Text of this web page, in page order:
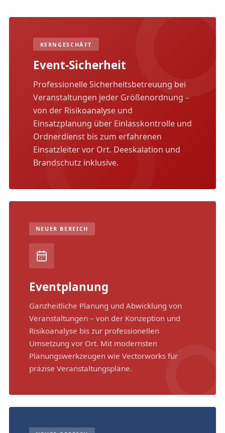
KERNGESCHÄFT
Event-Sicherheit
Professionelle Sicherheitsbetreuung bei
Veranstaltungen jeder Größenordnung –
von der Risikoanalyse und
Einsatzplanung über Einlasskontrolle und
Ordnerdienst bis zum erfahrenen
Einsatzleiter vor Ort. Deeskalation und
Brandschutz inklusive.
NEUER BEREICH
Eventplanung
Ganzheitliche Planung und Abwicklung von
Veranstaltungen – von der Konzeption und
Risikoanalyse bis zur professionellen
Umsetzung vor Ort. Mit modernsten
Planungswerkzeugen wie Vectorworks für
präzise Veranstaltungspläne.